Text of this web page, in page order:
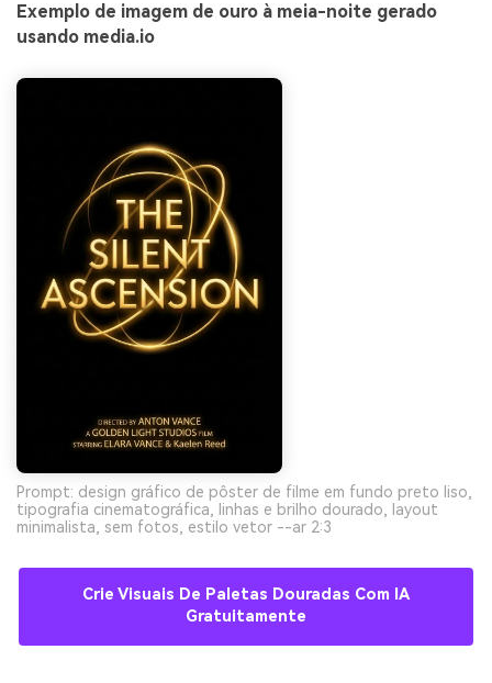
Exemplo de imagem de ouro à meia-noite gerado
usando media.io
Prompt: design gráfico de pôster de filme em fundo preto liso,
tipografia cinematográfica, linhas e brilho dourado, layout
minimalista, sem fotos, estilo vetor --ar 2:3
Crie Visuais De Paletas Douradas Com IA
Gratuitamente